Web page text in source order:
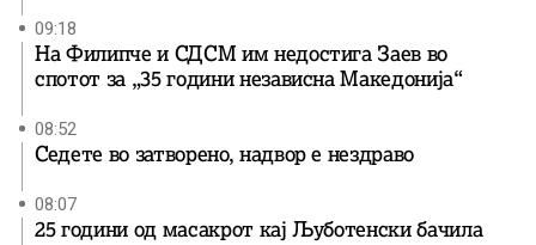
09:18
На Филипче и СДСМ им недостига Заев во
спотот за „35 години независна Македонија“
08:52
Седете во затворено, надвор е нездраво
08:07
25 години од масакрот кај Љуботенски бачила